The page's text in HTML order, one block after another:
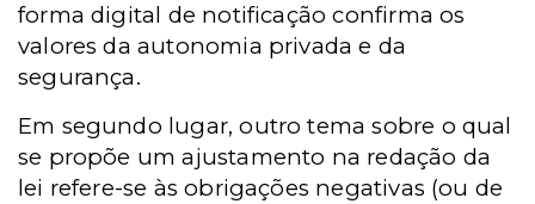
forma digital de notificação confirma os
valores da autonomia privada e da
segurança.
Em segundo lugar, outro tema sobre o qual
se propõe um ajustamento na redação da
lei refere-se às obrigações negativas (ou de